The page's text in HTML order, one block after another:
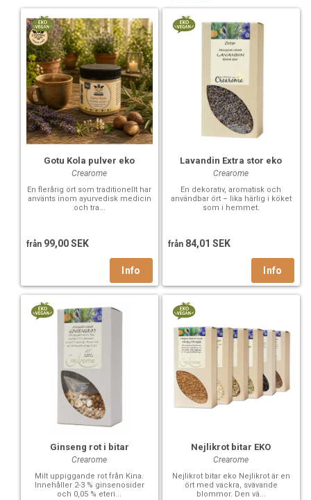
Gotu Kola pulver eko
Crearome
En flerårig ört som traditionellt har
använts inom ayurvedisk medicin
och tra...
från 99,00 SEK
Lavandin Extra stor eko
Crearome
En dekorativ, aromatisk och
användbar ört – lika härlig i köket
som i hemmet.
från 84,01 SEK
Ginseng rot i bitar
Crearome
Milt uppiggande rot från Kina.
Innehåller 2-3 % ginsenosider
och 0,05 % eteri...
Nejlikrot bitar EKO
Crearome
Nejlikrot bitar eko Nejlikrot är en
ört med vackra, svävande
blommor. Den vä...